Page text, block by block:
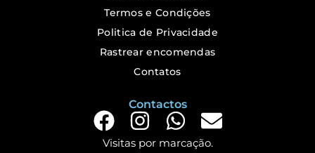
Termos e Condições
Politica de Privacidade
Rastrear encomendas
Contatos
Contactos
Visitas por marcação.